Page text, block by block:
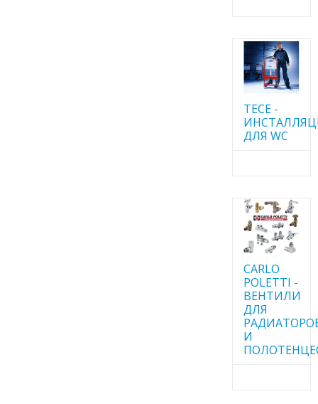
TECE -
ДЛЯ WC
CARLO
POLETTI -
ВЕНТИЛИ
ДЛЯ
И